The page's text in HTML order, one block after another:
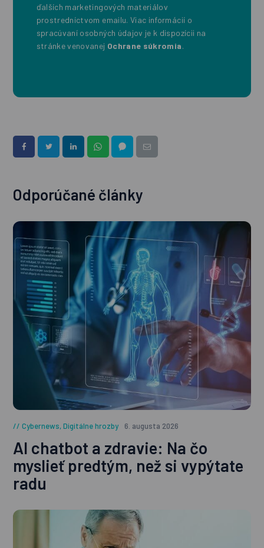
ďalších marketingových materiálov
prostredníctvom emailu. Viac informácií o
spracúvaní osobných údajov je k dispozícii na
stránke venovanej Ochrane súkromia.
Odporúčané články
Cybernews,Digitálne hrozby 6. augusta 2026
AI chatbot a zdravie: Na čo
myslieť predtým, než si vypýtate
radu